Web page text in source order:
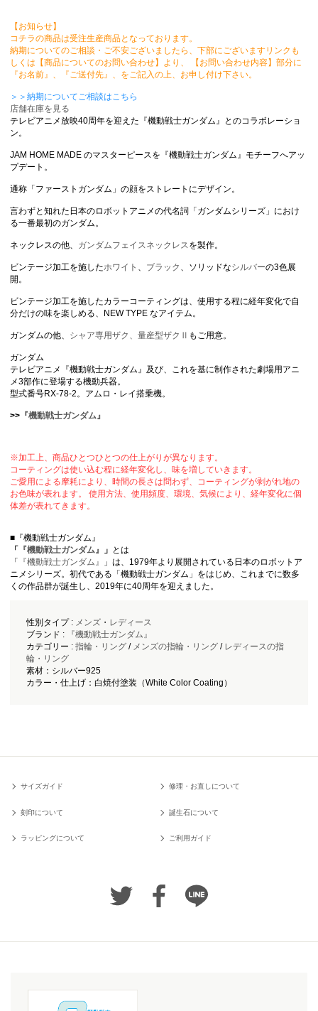
【お知らせ】
コチラの商品は受注生産商品となっております。
納期についてのご相談・ご不安ございましたら、下部にございますリンクも
しくは【商品についてのお問い合わせ】より、 【お問い合わせ内容】部分に
『お名前』、『ご送付先』、をご記入の上、お申し付け下さい。
＞＞納期についてご相談はこちら
店舗在庫を見る
テレビアニメ放映40周年を迎えた『機動戦士ガンダム』とのコラボレーショ
ン。
JAM HOME MADE のマスターピースを『機動戦士ガンダム』モチーフへアッ
プデート。
通称「ファーストガンダム」の顔をストレートにデザイン。
言わずと知れた日本のロボットアニメの代名詞「ガンダムシリーズ」におけ
る一番最初のガンダム。
ネックレスの他、 ガンダムフェイスネックレスを製作。
ビンテージ加工を施したホワイト 、 ブラック 、ソリッドなシルバーの3色展
開。
ビンテージ加工を施したカラーコーティングは、使用する程に経年変化で自
分だけの味を楽しめる、NEW TYPE なアイテム。
ガンダムの他、 シャア専用ザク、量産型ザクⅡ もご用意。
ガンダム
テレビアニメ『機動戦士ガンダム』及び、これを基に制作された劇場用アニ
メ3部作に登場する機動兵器。
型式番号RX-78-2。アムロ・レイ搭乗機。
>> 『機動戦士ガンダム』
※加工上、商品ひとつひとつの仕上がりが異なります。
コーティングは使い込む程に経年変化し、味を増していきます。
ご愛用による摩耗により、時間の長さは問わず、コーティングが剥がれ地の
お色味が表れます。 使用方法、使用頻度、環境、気候により、経年変化に個
体差が表れてきます。
■『機動戦士ガンダム』
「
『機動戦士ガンダム』 」 とは
「
『機動戦士ガンダム』
」は、1979年より展開されている日本のロボットア
ニメシリーズ。初代である「機動戦士ガンダム」をはじめ、これまでに数多
くの作品群が誕生し、2019年に40周年を迎えました。
性別タイプ : メンズ・ レディース
ブランド :
『機動戦士ガンダム』
カテゴリー : 指輪・リング/ メンズの指輪・リング/ レディースの指
輪・リング
素材：シルバー925
カラー・仕上げ：白焼付塗装（White Color Coating）
サイズガイド 修理・お直しについて
刻印について 誕生石について
ラッピングについて ご利用ガイド